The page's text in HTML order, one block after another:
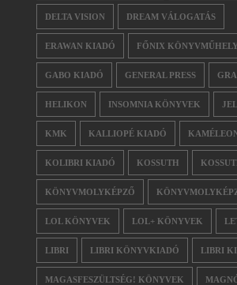
DELTA VISION DREAM VÁLOGATÁS
ERAWAN KIADÓ FŐNIX KÖNYVMŰHELY
GABO KIADÓ GENERAL PRESS
HELIKON INSOMNIA KÖNYVEK
KMK KALLIOPÉ KIADÓ
KOLIBRI KIADÓ KOSSUTH
KÖNYVMOLYKÉPZŐ
LOL KÖNYVEK LOL+ KÖNYVEK
LIBRI LIBRI KÖNYVKIADÓ LIBRI
MAGASFESZÜLTSÉG! KÖNYVEK